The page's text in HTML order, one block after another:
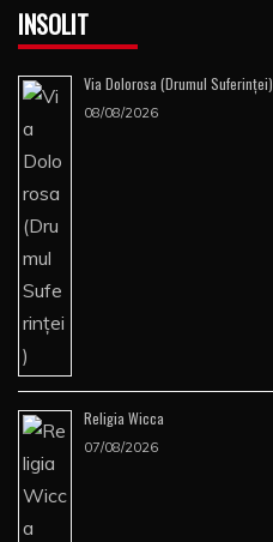
INSOLIT
Via Dolorosa (Drumul Suferinţei)
08/08/2026
Religia Wicca
07/08/2026